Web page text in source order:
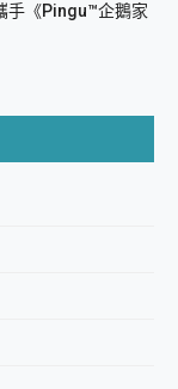
手《Pingu™企鵝家